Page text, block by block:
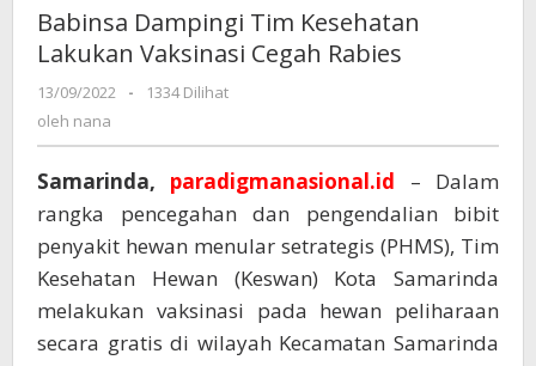
Babinsa Dampingi Tim Kesehatan
Lakukan Vaksinasi Cegah Rabies
13/09/2022
oleh
-
1334 Dilihat
oleh nana
Samarinda, paradigmanasional.id – Dalam
rangka pencegahan dan pengendalian bibit
penyakit hewan menular setrategis (PHMS), Tim
Kesehatan Hewan (Keswan) Kota Samarinda
melakukan vaksinasi pada hewan peliharaan
secara gratis di wilayah Kecamatan Samarinda